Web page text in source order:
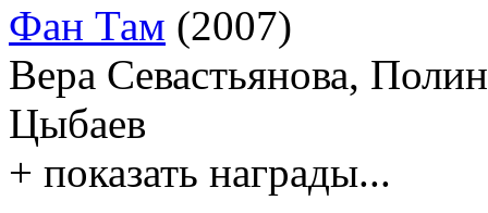
Фан Там (2007)
Вера Севастьянова,
Цыбаев
+ показать награды...